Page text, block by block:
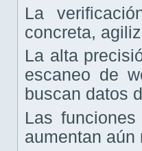
La
concreta,
La alta
escaneo de
buscan datos
Las
aumentan aún